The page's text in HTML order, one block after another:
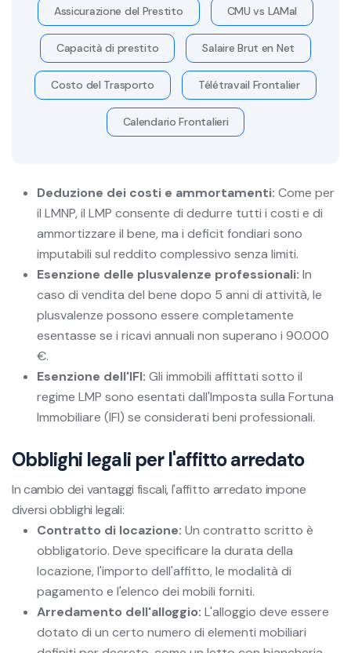
Assicurazione del Prestito CMU vs LAMal
Capacità di prestito Salaire Brut en Net
Costo del Trasporto Télétravail Frontalier
Calendario Frontalieri
Deduzione dei costi e ammortamenti: Come per
il LMNP, il LMP consente di dedurre tutti i costi e di
ammortizzare il bene, ma i deficit fondiari sono
imputabili sul reddito complessivo senza limiti.
Esenzione delle plusvalenze professionali: In
caso di vendita del bene dopo 5 anni di attività, le
plusvalenze possono essere completamente
esentasse se i ricavi annuali non superano i 90.000
€.
Esenzione dell'IFI: Gli immobili affittati sotto il
regime LMP sono esentati dall'Imposta sulla Fortuna
Immobiliare (IFI) se considerati beni professionali.
Obblighi legali per l'affitto arredato
In cambio dei vantaggi fiscali, l'affitto arredato impone
diversi obblighi legali:
Contratto di locazione: Un contratto scritto è
obbligatorio. Deve specificare la durata della
locazione, l'importo dell'affitto, le modalità di
pagamento e l'elenco dei mobili forniti.
Arredamento dell'alloggio: L'alloggio deve essere
dotato di un certo numero di elementi mobiliari